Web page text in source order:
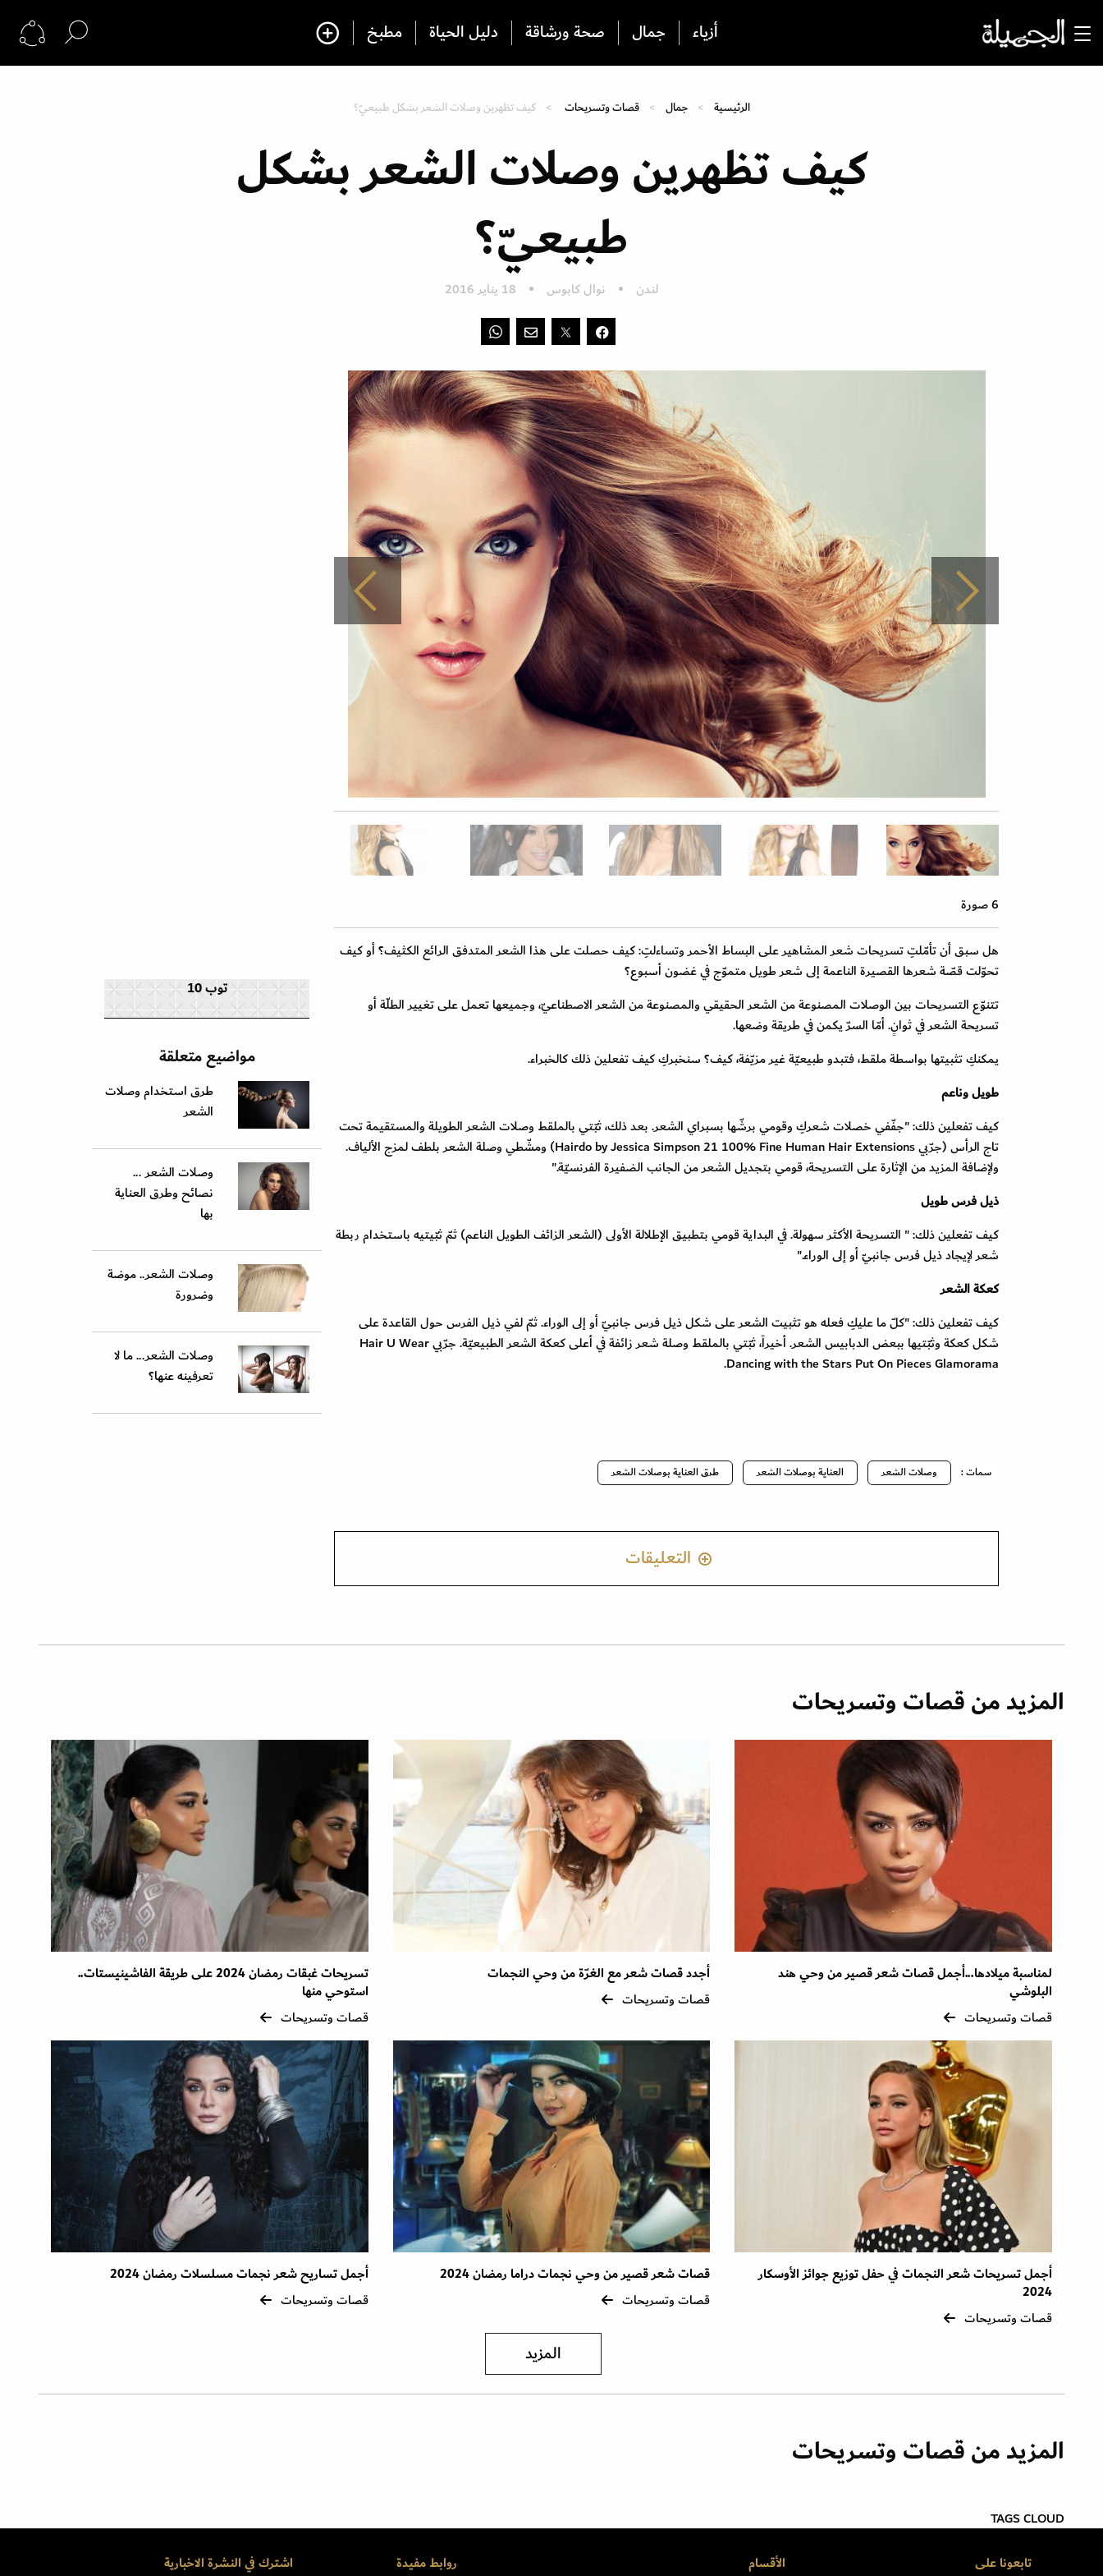
أزياء جمال صحة ورشاقة دليل الحياة مطبخ
الرئيسية جمال قصات وتسريحات كيف تظهرين وصلات الشعر بشكل طبيعيّ؟
كيف تظهرين وصلات الشعر بشكل
طبيعيّ؟
لندن نوال كابوس 18 يناير 2016
6 صورة
هل سبق أن تأمّلتِ تسريحات شعر المشاهير على البساط الأحمر وتساءلتِ: كيف حصلت على هذا الشعر المتدفق الرائع الكثيف؟ أو كيف
تحوّلت قصّة شعرها القصيرة الناعمة إلى شعر طويل متموّج في غضون أسبوع؟
تتنوّع التسريحات بين الوصلات المصنوعة من الشعر الحقيقي والمصنوعة من الشعر الاصطناعيّ، وجميعها تعمل على تغيير الطلّة أو
تسريحة الشعر في ثوانٍ. أمّا السرّ يكمن في طريقة وضعها.
يمكنكِ تثبيتها بواسطة ملقط، فتبدو طبيعيّة غير مزيّفة، كيف؟ سنخبركِ كيف تفعلين ذلك كالخبراء.
طويل وناعم
كيف تفعلين ذلك: "جفّفي خصلات شعركِ وقومي برشّها بسبراي الشعر. بعد ذلك، ثبّتي بالملقط وصلات الشعر الطويلة والمستقيمة تحت
تاج الرأس (جرّبي Hairdo by Jessica Simpson 21 100% Fine Human Hair Extensions) ومشّطي وصلة الشعر بلطف لمزج الألياف.
ولإضافة المزيد من الإثارة على التسريحة، قومي بتجديل الشعر من الجانب الضفيرة الفرنسيّة."
ذيل فرس طويل
كيف تفعلين ذلك: " التسريحة الأكثر سهولة. في البداية قومي بتطبيق الإطلالة الأولى (الشعر الزائف الطويل الناعم) ثمّ ثبّيتيه باستخدام ربطة
شعر لإيجاد ذيل فرس جانبيّ أو إلى الوراء."
كعكة الشعر
كيف تفعلين ذلك: "كلّ ما عليكِ فعله هو تثبيت الشعر على شكل ذيل فرس جانبيّ أو إلى الوراء. ثمّ لفي ذيل الفرس حول القاعدة على
شكل كعكة وثبّتيها ببعض الدبابيس الشعر. أخيراً، ثبّتي بالملقط وصلة شعر زائفة في أعلى كعكة الشعر الطبيعيّة. جرّبي Hair U Wear
Dancing with the Stars Put On Pieces Glamorama.
سمات : وصلات الشعر العناية بوصلات الشعر طرق العناية بوصلات الشعر
التعليقات
توب 10
مواضيع متعلقة
طرق استخدام وصلات
الشعر
وصلات الشعر ...
نصائح وطرق العناية
بها
وصلات الشعر.. موضة
وضرورة
وصلات الشعر... ما لا
تعرفينه عنها؟
المزيد من قصات وتسريحات
لمناسبة ميلادها...أجمل قصات شعر قصير من وحي هند
البلوشي
قصات وتسريحات
أجدد قصات شعر مع الغرّة من وحي النجمات
قصات وتسريحات
تسريحات غبقات رمضان 2024 على طريقة الفاشينيستات..
استوحي منها
قصات وتسريحات
أجمل تسريحات شعر النجمات في حفل توزيع جوائز الأوسكار
2024
قصات وتسريحات
قصات شعر قصير من وحي نجمات دراما رمضان 2024
قصات وتسريحات
أجمل تساريح شعر نجمات مسلسلات رمضان 2024
قصات وتسريحات
المزيد
المزيد من قصات وتسريحات
TAGS CLOUD
تابعونا على الأقسام روابط مفيدة اشترك في النشرة الاخبارية